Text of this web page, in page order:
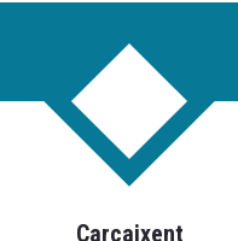
Carcaixent